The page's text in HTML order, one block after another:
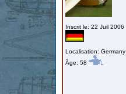
Inscrit le: 22 Juil 2006
Localisation: Germany
Âge: 58